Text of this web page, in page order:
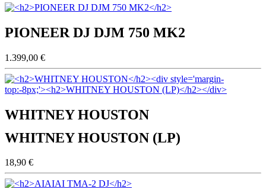
PIONEER DJ DJM 750 MK2
1.399,00 €
WHITNEY HOUSTON
WHITNEY HOUSTON (LP)
18,90 €